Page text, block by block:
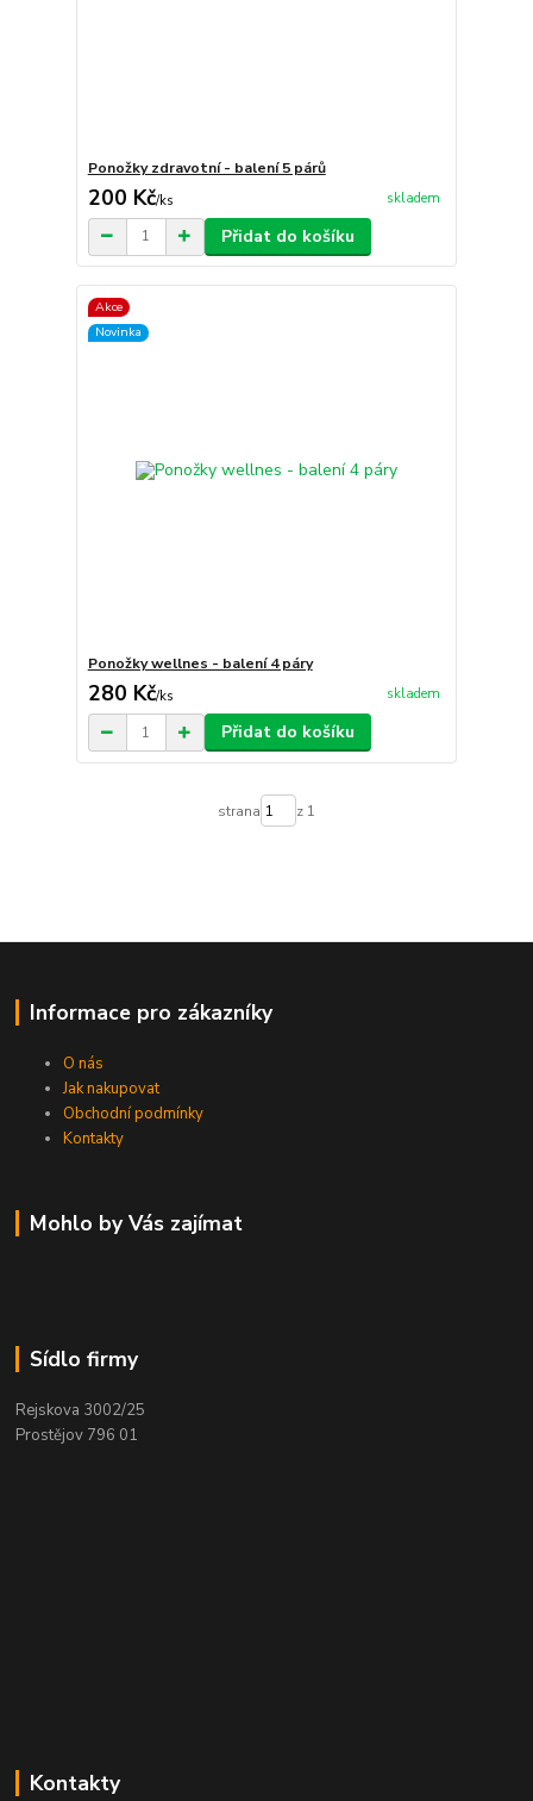
Ponožky zdravotní - balení 5 párů
200 Kč/ks skladem
Přidat do košíku
Akce
Novinka
Ponožky wellnes - balení 4 páry
280 Kč/ks skladem
Přidat do košíku
strana z 1
Informace pro zákazníky
O nás
Jak nakupovat
Obchodní podmínky
Kontakty
Mohlo by Vás zajímat
Sídlo firmy
Rejskova 3002/25
Prostějov 796 01
Kontakty